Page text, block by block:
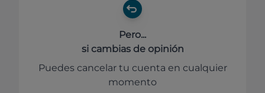
Pero...
si cambias de opinión
Puedes cancelar tu cuenta en cualquier
momento